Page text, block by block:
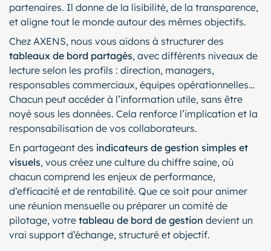
partenaires. Il donne de la lisibilité, de la transparence,
et aligne tout le monde autour des mêmes objectifs.
Chez AXENS, nous vous aidons à structurer des
tableaux de bord partagés, avec différents niveaux de
lecture selon les profils : direction, managers,
responsables commerciaux, équipes opérationnelles…
Chacun peut accéder à l’information utile, sans être
noyé sous les données. Cela renforce l’implication et la
responsabilisation de vos collaborateurs.
En partageant des indicateurs de gestion simples et
visuels, vous créez une culture du chiffre saine, où
chacun comprend les enjeux de performance,
d’efficacité et de rentabilité. Que ce soit pour animer
une réunion mensuelle ou préparer un comité de
pilotage, votre tableau de bord de gestion devient un
vrai support d’échange, structuré et objectif.